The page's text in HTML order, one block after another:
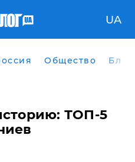
UA
Общество
ТОП-5